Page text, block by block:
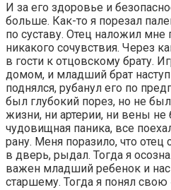
И за его здоровье и
больше. Как-то я порезал
по суставу. Отец наложил мне
никакого сочувствия. Через
в гости к отцовскому брату.
домом, и младший брат
поднялся, рубанул его по
был глубокий порез, но не
жизни, ни артерии, ни вены
чудовищная паника, все
рану. Меня поразило, что
в дверь, рыдал. Тогда я
важен младший ребенок и
старшему. Тогда я понял свою